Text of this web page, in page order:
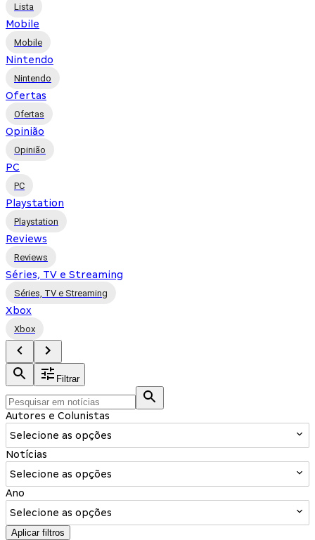
Lista
Mobile
Mobile
Nintendo
Nintendo
Ofertas
Ofertas
Opinião
Opinião
PC
PC
Playstation
Playstation
Reviews
Reviews
Séries, TV e Streaming
Séries, TV e Streaming
Xbox
Xbox
Filtrar
Autores e Colunistas
Selecione as opções
Notícias
Selecione as opções
Ano
Selecione as opções
Aplicar filtros